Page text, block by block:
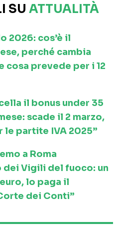
SU ATTUALITÀ
2026: cos’è il
perché cambia
cosa prevede per i 12
il bonus under 35
scade il 2 marzo,
le partite IVA 2025”
a Roma
dei Vigili del fuoco: un
lo paga il
dei Conti”